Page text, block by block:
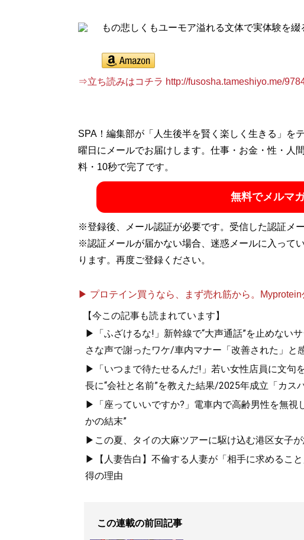
もの悲しくもユーモア溢れる文体で実体験を綴
⇒立ち読みはコチラ http://fusosha.tameshiyo.me/
SPA！編集部が「人生後半を賢く楽しく生きる」を
曜日にメールでお届けします。仕事・お金・性・
料・10秒で完了です。
無料でメルマ
※登録後、メール認証が必要です。受信した認証メ
※認証メールが届かない場合、迷惑メールに入って
ります。再度ご登録ください。
▶ プロテイン買うなら、まず売れ筋から。Myprotein
【今この記事も読まれています】
▶「ふざけるな!」新幹線で“大声通話”を止めない
さな声で謝ったワケ/車内マナー「改善された」と
▶「いつまで待たせるんだ!」若い女性店員に文句
長に“会社と名前”を教えた結果/2025年成立「カ
▶「座っていいですか?」電車内で高齢男性を無視
かの結末”
▶この夏、タイの大麻ツアーに駆け込む港区女子が
▶【人妻告白】不倫する人妻が「相手に求めるこ
得の理由
この連載の前回記事